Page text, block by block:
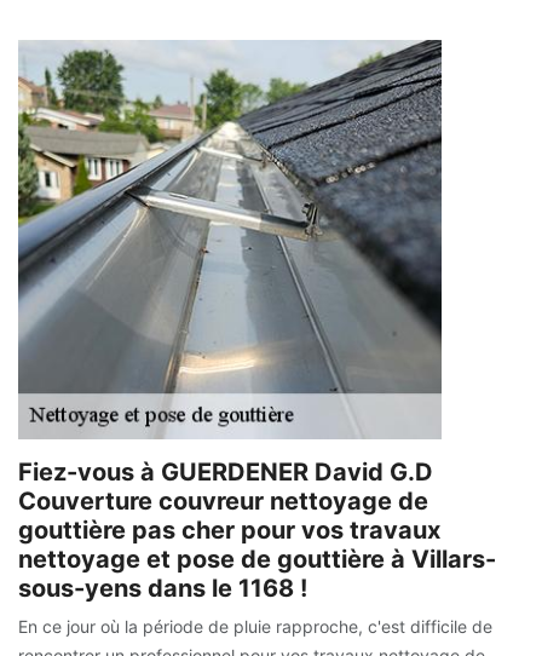
Fiez-vous à GUERDENER David G.D
Couverture couvreur nettoyage de
gouttière pas cher pour vos travaux
nettoyage et pose de gouttière à Villars-
sous-yens dans le 1168 !
En ce jour où la période de pluie rapproche, c'est difficile de